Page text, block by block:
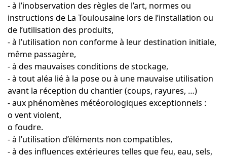
- à l’inobservation des règles de l’art, normes ou
instructions de La Toulousaine lors de l’installation ou
de l’utilisation des produits,
- à l’utilisation non conforme à leur destination initiale,
même passagère,
- à des mauvaises conditions de stockage,
- à tout aléa lié à la pose ou à une mauvaise utilisation
avant la réception du chantier (coups, rayures, …)
- aux phénomènes météorologiques exceptionnels :
o vent violent,
o foudre.
- à l’utilisation d’éléments non compatibles,
- à des influences extérieures telles que feu, eau, sels,